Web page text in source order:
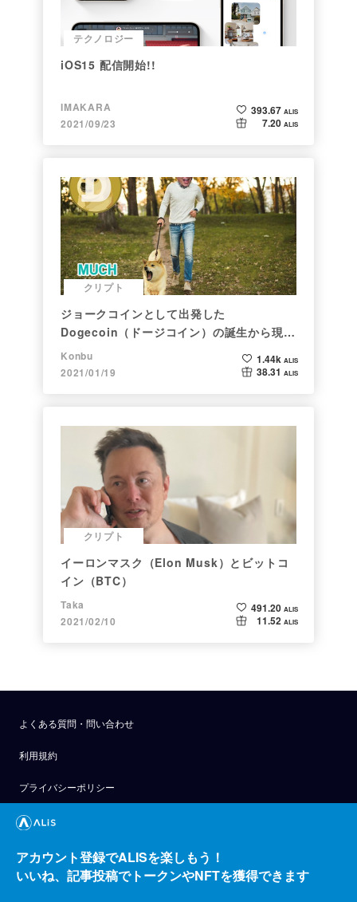
テクノロジー
iOS15 配信開始!!
IMAKARA
2021/09/23
393.67 ALIS
7.20 ALIS
クリプト
ジョークコインとして出発した
Dogecoin（ドージコイン）の誕生から現在
まで。注目される非証券性🐶
Konbu
2021/01/19
1.44k ALIS
38.31 ALIS
クリプト
イーロンマスク（Elon Musk）とビットコ
イン（BTC）
Taka
2021/02/10
491.20 ALIS
11.52 ALIS
よくある質問・問い合わせ
利用規約
プライバシーポリシー
公式アナウンス
技術ブログ
API
アカウント登録でALISを楽しもう！
いいね、記事投稿でトークンやNFTを獲得できます